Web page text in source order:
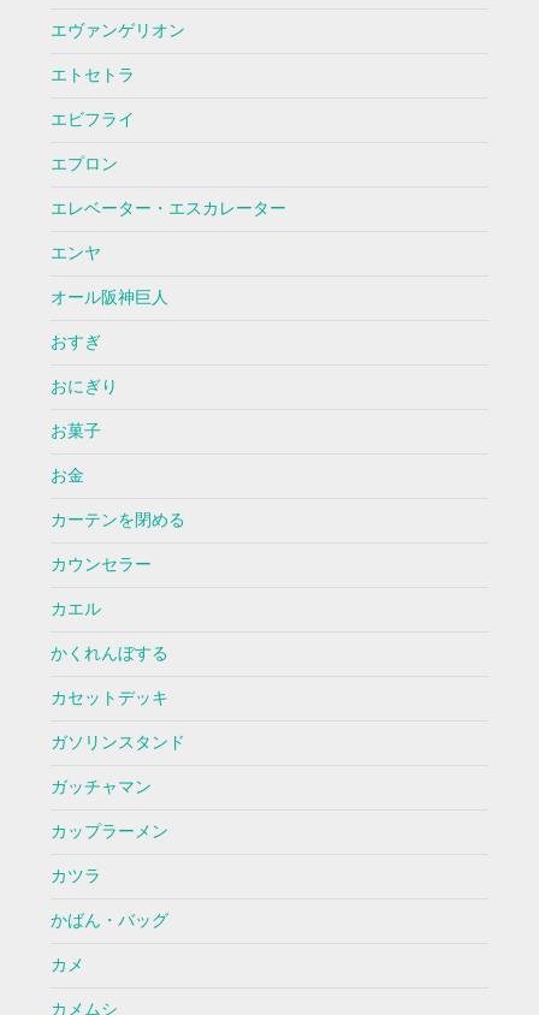
エヴァンゲリオン
エトセトラ
エビフライ
エプロン
エレベーター・エスカレーター
エンヤ
オール阪神巨人
おすぎ
おにぎり
お菓子
お金
カーテンを閉める
カウンセラー
カエル
かくれんぼする
カセットデッキ
ガソリンスタンド
ガッチャマン
カップラーメン
カツラ
かばん・バッグ
カメ
カメムシ